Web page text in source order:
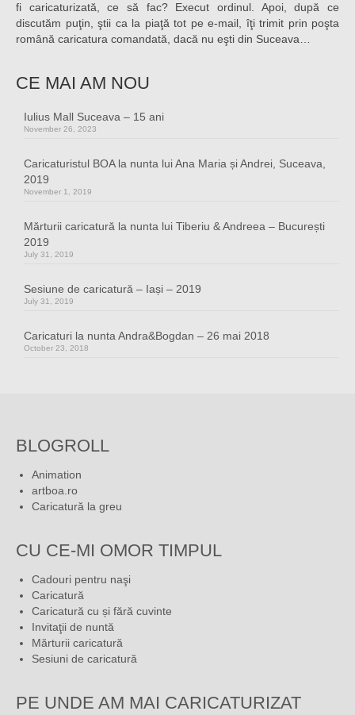
fi caricaturizată, ce să fac? Execut ordinul. Apoi, după ce
discutăm puţin, ştii ca la piaţă tot pe e-mail, îţi trimit prin poşta
română caricatura comandată, dacă nu eşti din Suceava…
CE MAI AM NOU
Iulius Mall Suceava – 15 ani
November 26, 2023
Caricaturistul BOA la nunta lui Ana Maria și Andrei, Suceava,
2019
November 1, 2019
Mărturii caricatură la nunta lui Tiberiu & Andreea – București
2019
July 31, 2019
Sesiune de caricatură – Iași – 2019
July 31, 2019
Caricaturi la nunta Andra&Bogdan – 26 mai 2018
October 23, 2018
BLOGROLL
Animation
artboa.ro
Caricatură la greu
CU CE-MI OMOR TIMPUL
Cadouri pentru naşi
Caricatură
Caricatură cu și fără cuvinte
Invitaţii de nuntă
Mărturii caricatură
Sesiuni de caricatură
PE UNDE AM MAI CARICATURIZAT